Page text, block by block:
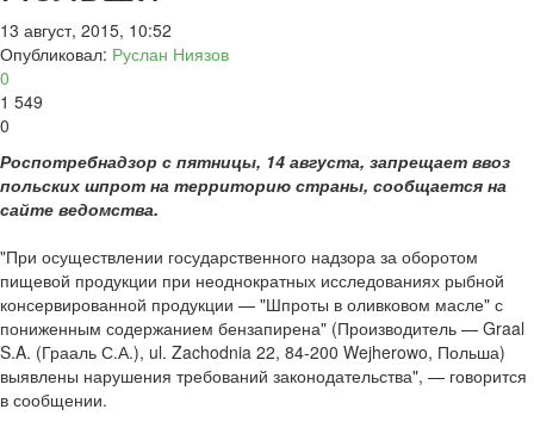
13 август, 2015, 10:52
Опубликовал: Руслан Ниязов
0
1 549
0
Роспотребнадзор с пятницы, 14 августа, запрещает ввоз
польских шпрот на территорию страны, сообщается на
сайте ведомства.
"При осуществлении государственного надзора за оборотом
пищевой продукции при неоднократных исследованиях рыбной
консервированной продукции — "Шпроты в оливковом масле" с
пониженным содержанием бензапирена" (Производитель — Graal
S.A. (Грааль С.А.), ul. Zachodnia 22, 84-200 Wejherowo, Польша)
выявлены нарушения требований законодательства", — говорится
в сообщении.